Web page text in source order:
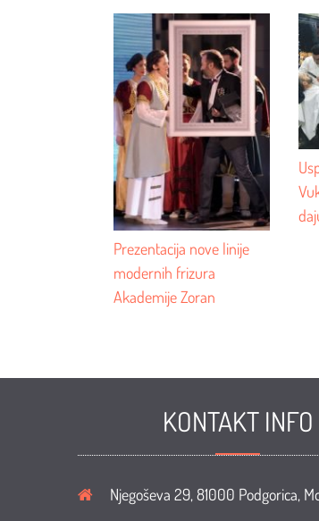
Prezentacija nove linije
modernih frizura
Akademije Zoran
KONTAKT INFO
Njegoševa 29, 81000 Podgorica,